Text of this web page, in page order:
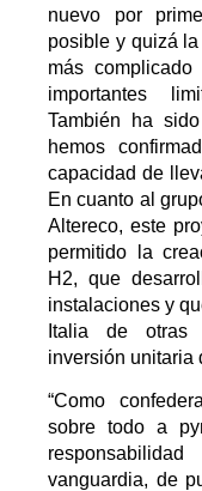
nuevo por
posible y quizá
más
importantes
También ha
hemos
capacidad de
En cuanto al
Altereco, este
permitido la
H2, que
instalaciones y
Italia de otras
inversión unitaria
“Como
sobre todo a
vanguardia, de